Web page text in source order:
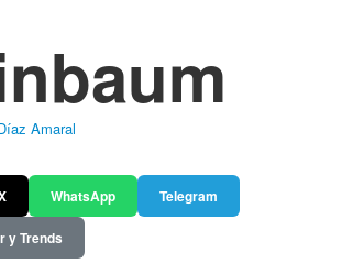
Amaral
WhatsApp Telegram
y Trends